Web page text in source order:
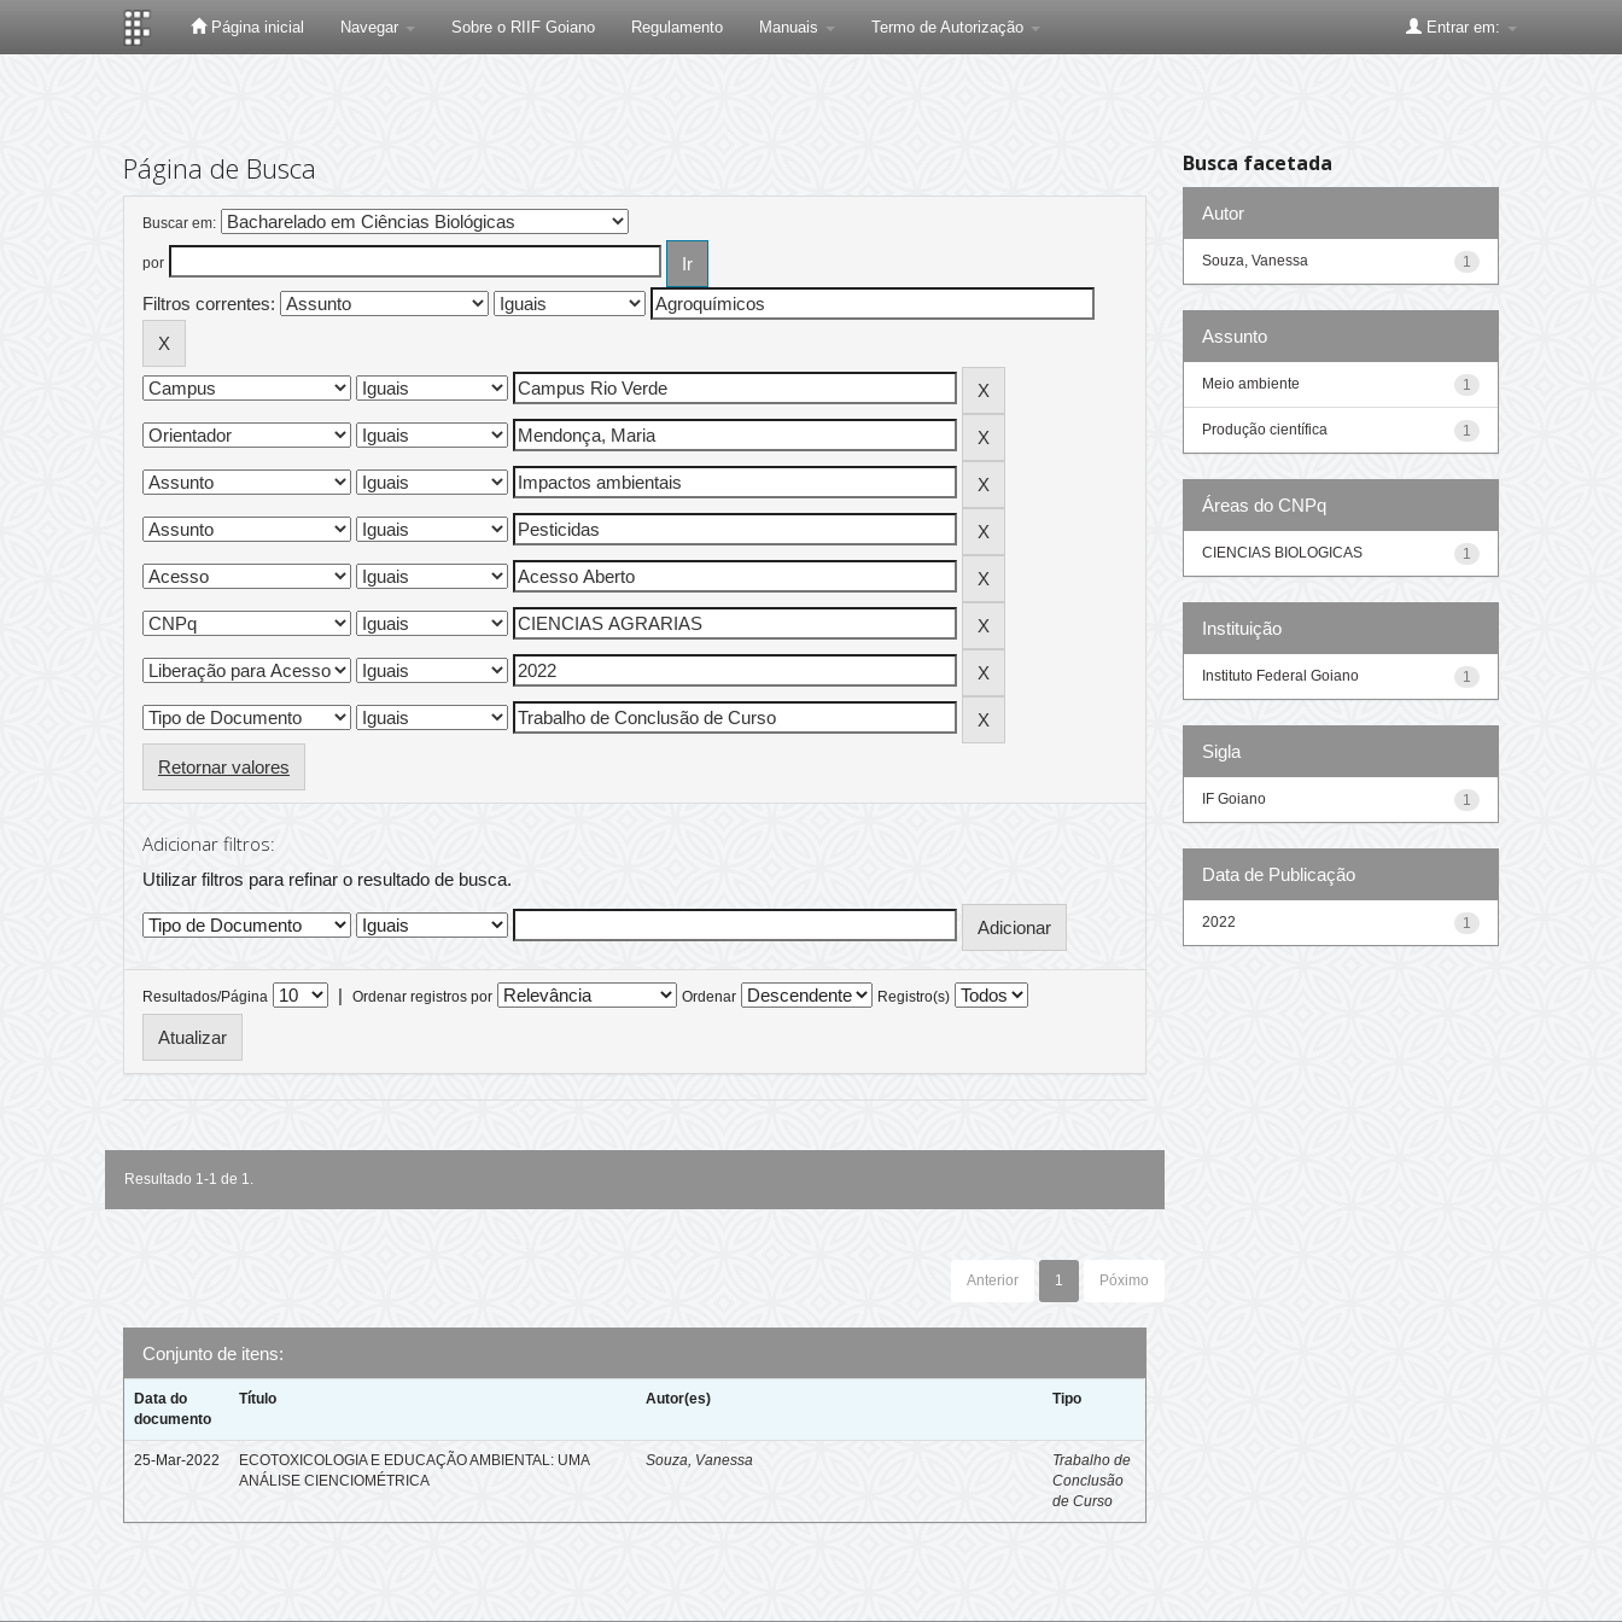
Página inicial Navegar Sobre o RIIF Goiano Regulamento Manuais Termo de Autorização Entrar em:
Página de Busca
Buscar em:
por
Filtros correntes:
Retornar valores
Adicionar filtros:
Utilizar filtros para refinar o resultado de busca.
Resultados/Página | Ordenar registros por Ordenar Registro(s)
Resultado 1-1 de 1.
Anterior 1 Póximo
Conjunto de itens:
Data do
documento
Título Autor(es) Tipo
25-Mar-2022
ECOTOXICOLOGIA E EDUCAÇÃO AMBIENTAL: UMA
ANÁLISE CIENCIOMÉTRICA
Souza, Vanessa
Trabalho de
Conclusão
de Curso
Busca facetada
Autor
1
Souza, Vanessa
Assunto
1
Meio ambiente
1
Produção científica
Áreas do CNPq
1
CIENCIAS BIOLOGICAS
Instituição
1
Instituto Federal Goiano
Sigla
1
IF Goiano
Data de Publicação
1
2022